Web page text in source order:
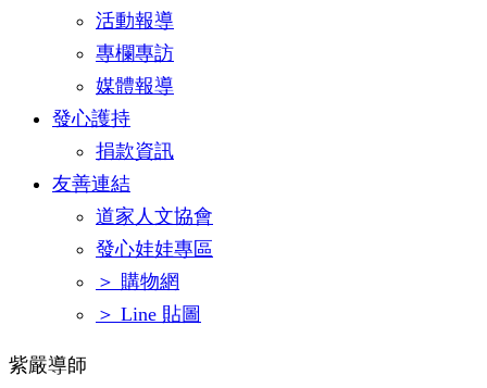
活動報導
專欄專訪
媒體報導
發心護持
捐款資訊
友善連結
道家人文協會
發心娃娃專區
＞ 購物網
＞ Line 貼圖
紫嚴導師